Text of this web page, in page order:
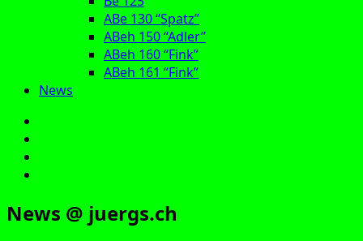
ABe 130 “Spatz”
ABeh 150 “Adler”
ABeh 160 “Fink”
ABeh 161 “Fink”
News
News @ juergs.ch